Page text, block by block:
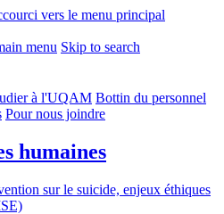
vers le menu principal
menu Skip to search
à l'UQAM Bottin du personnel
Pour nous joindre
humaines
sur le suicide, enjeux éthiques